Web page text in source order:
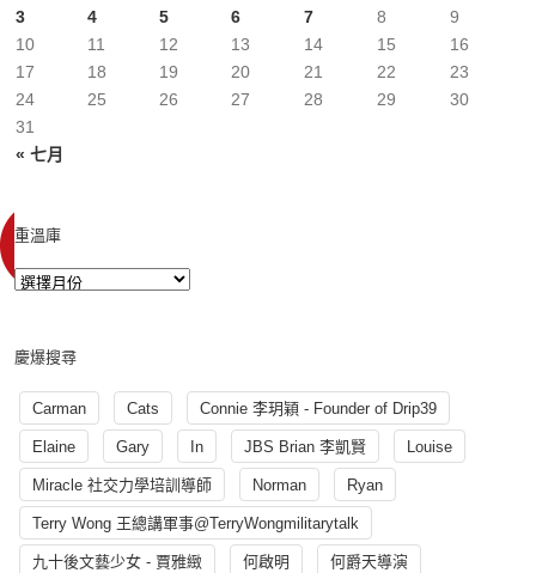
« 七月
3
4 5 6 7 8
9
10
11 12 13 14 15
16
17
18 19 20 21 22
23
24
25 26 27 28 29
30
31
重溫庫
慶爆搜尋
Carman Cats Connie 李玥穎 - Founder of Drip39
Elaine Gary In JBS Brian 李凱賢 Louise
Miracle 社交力學培訓導師 Norman Ryan
Terry Wong 王總講軍事@TerryWongmilitarytalk
九十後文藝少女 - 賈雅緻 何啟明 何爵天導演